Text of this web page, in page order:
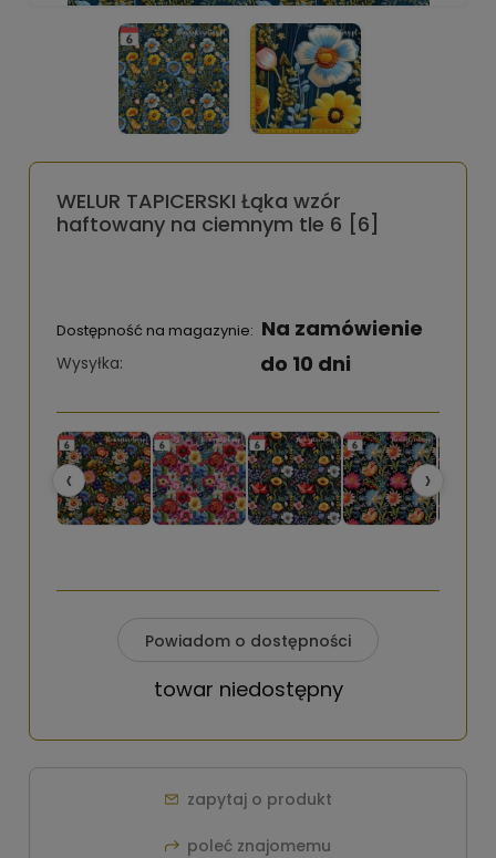
WELUR TAPICERSKI Łąka wzór
haftowany na ciemnym tle 6 [6]
Dostępność na magazynie: Na zamówienie
Wysyłka: do 10 dni
‹ ›
Powiadom o dostępności
towar niedostępny
zapytaj o produkt
poleć znajomemu